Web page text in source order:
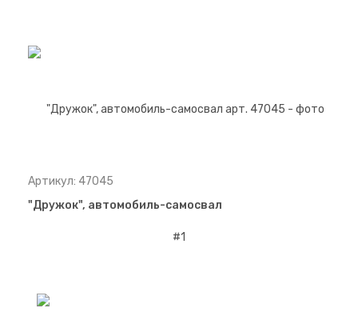
Артикул: 47045
"Дружок", автомобиль-самосвал